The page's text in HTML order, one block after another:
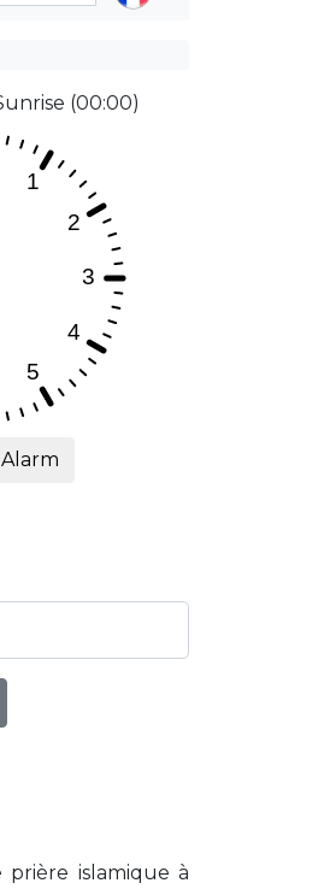
(00:00)
prière islamique à